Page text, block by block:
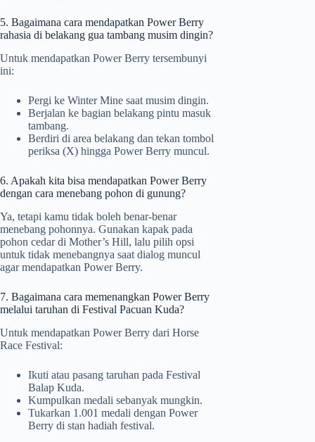
5. Bagaimana cara mendapatkan Power Berry
rahasia di belakang gua tambang musim dingin?
Untuk mendapatkan Power Berry tersembunyi
ini:
Pergi ke Winter Mine saat musim dingin.
Berjalan ke bagian belakang pintu masuk
tambang.
Berdiri di area belakang dan tekan tombol
periksa (X) hingga Power Berry muncul.
6. Apakah kita bisa mendapatkan Power Berry
dengan cara menebang pohon di gunung?
Ya, tetapi kamu tidak boleh benar-benar
menebang pohonnya. Gunakan kapak pada
pohon cedar di Mother’s Hill, lalu pilih opsi
untuk tidak menebangnya saat dialog muncul
agar mendapatkan Power Berry.
7. Bagaimana cara memenangkan Power Berry
melalui taruhan di Festival Pacuan Kuda?
Untuk mendapatkan Power Berry dari Horse
Race Festival:
Ikuti atau pasang taruhan pada Festival
Balap Kuda.
Kumpulkan medali sebanyak mungkin.
Tukarkan 1.001 medali dengan Power
Berry di stan hadiah festival.